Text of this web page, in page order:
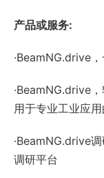
产品或服务:
·BeamNG.drive
·BeamNG.drive
用于专业工业应
·BeamNG.drive
调研平台